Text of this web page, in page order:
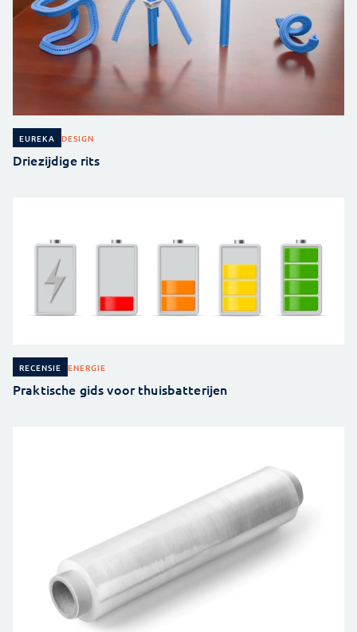
EUREKA DESIGN
Driezijdige rits
RECENSIE ENERGIE
Praktische gids voor thuisbatterijen